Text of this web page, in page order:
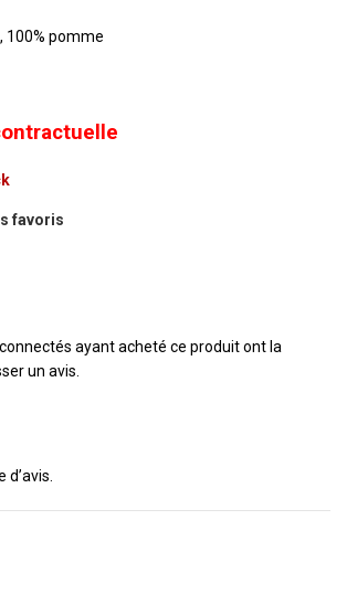
100% pomme
favoris
d’avis.
ayant acheté ce produit ont la
un avis.